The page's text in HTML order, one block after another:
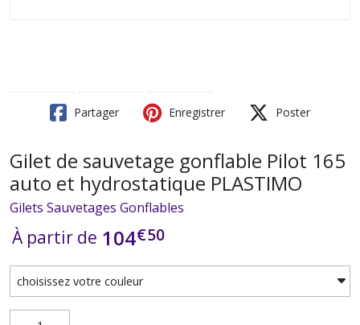
Partager Enregistrer Poster
Gilet de sauvetage gonflable Pilot 165
auto et hydrostatique PLASTIMO
Gilets Sauvetages Gonflables
À partir de 104€50